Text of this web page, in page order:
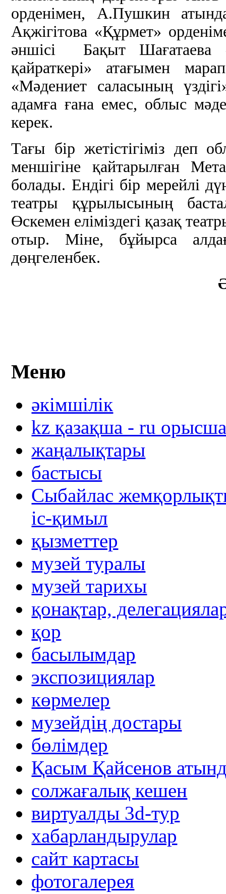
орденімен, А.Пушкин
Ақжігітова «Құрмет»
әншісі Бақыт Шағатаева
қайраткері» атағымен
«Мәдениет саласының
адамға ғана емес, облыс
керек.
Тағы бір жетістігіміз деп
меншігіне қайтарылған
болады. Ендігі бір мерейлі
театры құрылысының
Өскемен еліміздегі қазақ
отыр. Міне, бұйырса
дөңгеленбек.
Меню
әкімшілік
kz қазақша - ru
жаңалықтары
бастысы
Сыбайлас
іс-қимыл
қызметтер
музей туралы
музей тарихы
қонақтар,
қор
басылымдар
экспозициялар
көрмелер
музейдің достары
бөлімдер
Қасым Қайсенов
солжағалық кешен
виртуалды 3d-тур
xабарландырулар
сайт картасы
фотогалерея